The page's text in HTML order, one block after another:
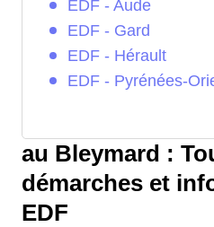
EDF - Aude
EDF - Gard
EDF - Hérault
EDF - Pyrénées-
au Bleymard :
démarches et
EDF